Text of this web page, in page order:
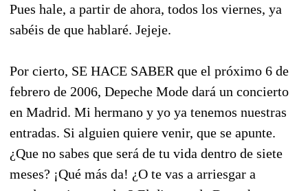
Pues hale, a partir de ahora, todos los viernes, ya
sabéis de que hablaré. Jejeje.
Por cierto, SE HACE SABER que el próximo 6 de
febrero de 2006, Depeche Mode dará un concierto
en Madrid. Mi hermano y yo ya tenemos nuestras
entradas. Si alguien quiere venir, que se apunte.
¿Que no sabes que será de tu vida dentro de siete
meses? ¡Qué más da! ¿O te vas a arriesgar a